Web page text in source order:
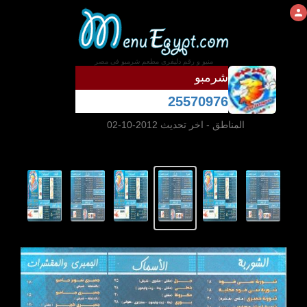
منيو و رقم دليفرى مطعم شرمبو فى مصر
شرمبو
25570976
المناطق - اخر تحديث 2012-10-02